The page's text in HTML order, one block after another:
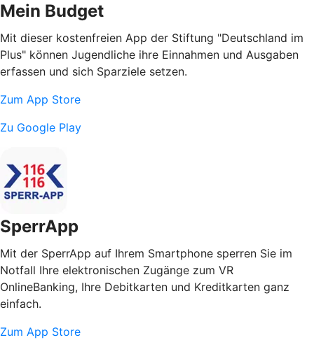
Mein Budget
Mit dieser kostenfreien App der Stiftung "Deutschland im
Plus" können Jugendliche ihre Einnahmen und Ausgaben
erfassen und sich Sparziele setzen.
Zum App Store
Zu Google Play
SperrApp
Mit der SperrApp auf Ihrem Smartphone sperren Sie im
Notfall Ihre elektronischen Zugänge zum VR
OnlineBanking, Ihre Debitkarten und Kreditkarten ganz
einfach.
Zum App Store